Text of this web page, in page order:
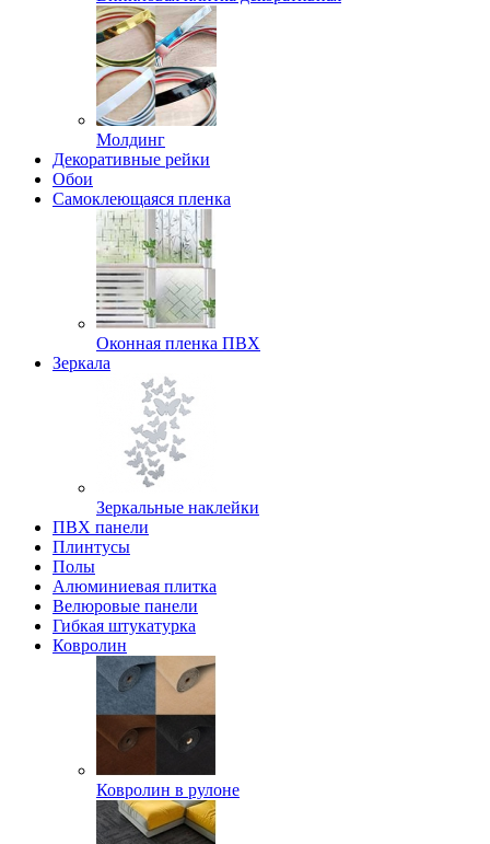
Молдинг
Декоративные рейки
Обои
Самоклеющаяся пленка
Оконная пленка ПВХ
Зеркала
Зеркальные наклейки
ПВХ панели
Плинтусы
Полы
Алюминиевая плитка
Велюровые панели
Гибкая штукатурка
Ковролин
Ковролин в рулоне